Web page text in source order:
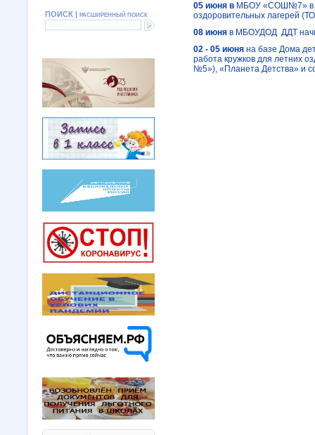
ПОИСК | РАСШИРЕННЫЙ ПОИСК
05 июня в МБОУ «СОШ№7» в
оздоровительных лагерей
08 июня в МБОУДОД ДДТ
02 - 05 июня на базе Дома
работа кружков для летних
№5»), «Планета Детства» и